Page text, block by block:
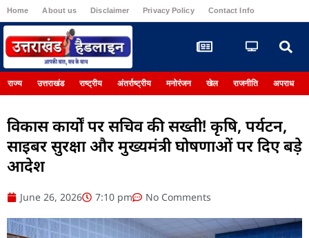
Home About us Disclaimer Privacy Policy Contact Info
राज्य उत्तराखंड राष्ट्रीय अंतर्राष्ट्रीय मनोरंजन खेल राजनीति अपराध
विकास कार्यों पर सचिव की सख्ती! कृषि, पर्यटन,
साइबर सुरक्षा और मुख्यमंत्री घोषणाओं पर दिए बड़े
आदेश
June 26, 2026 7:10 pm No Comments